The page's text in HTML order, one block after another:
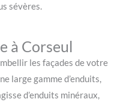
sévères.
à Corseul
les façades de votre
large gamme d’enduits,
d’enduits minéraux,